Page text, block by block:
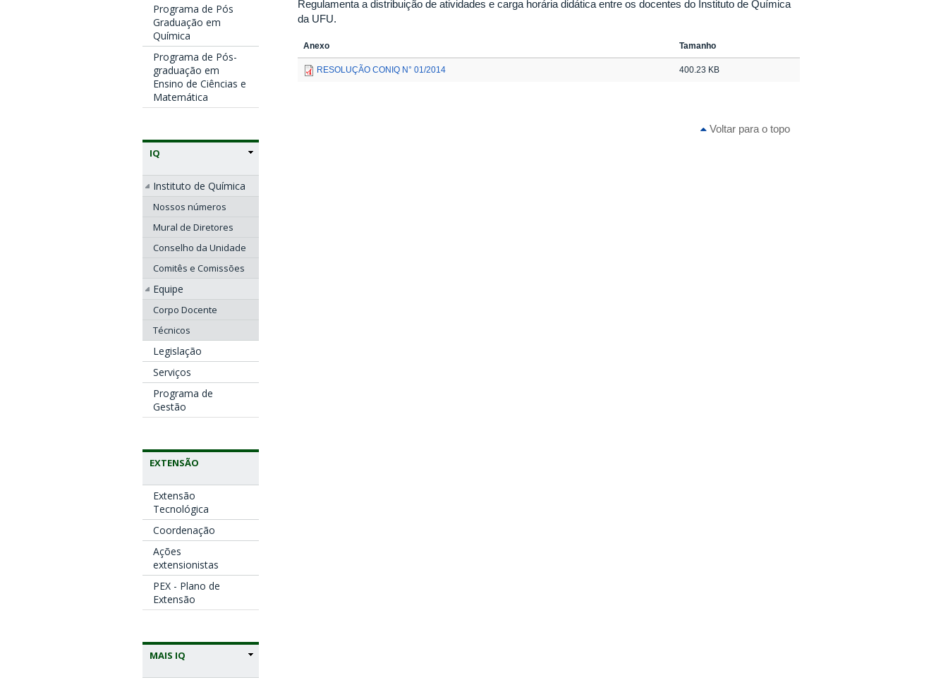
Programa de Pós
Graduação em
Química
Programa de Pós-
graduação em
Ensino de Ciências e
Matemática
IQ
Instituto de Química
Nossos números
Mural de Diretores
Conselho da Unidade
Comitês e Comissões
Equipe
Corpo Docente
Técnicos
Legislação
Serviços
Programa de
Gestão
EXTENSÃO
Extensão
Tecnológica
Coordenação
Ações
extensionistas
PEX - Plano de
Extensão
MAIS IQ
Regulamenta a distribuição de atividades e carga horária didática entre os docentes do Instituto de Química
da UFU.
Anexo Tamanho
RESOLUÇÃO CONIQ N° 01/2014 400.23 KB
Voltar para o topo